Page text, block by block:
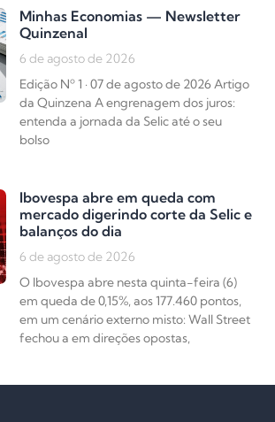
Minhas Economias — Newsletter
Quinzenal
6 de agosto de 2026
Edição Nº 1 · 07 de agosto de 2026 Artigo
da Quinzena A engrenagem dos juros:
entenda a jornada da Selic até o seu
bolso
Ibovespa abre em queda com
mercado digerindo corte da Selic e
balanços do dia
6 de agosto de 2026
O Ibovespa abre nesta quinta-feira (6)
em queda de 0,15%, aos 177.460 pontos,
em um cenário externo misto: Wall Street
fechou a em direções opostas,